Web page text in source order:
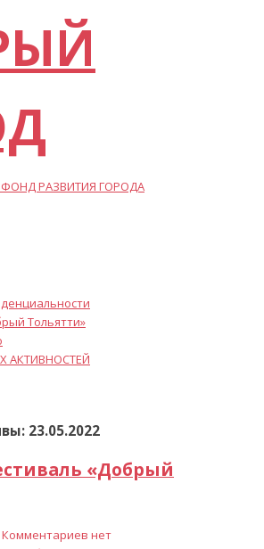
РАЗВИТИЯ ГОРОДА
Тольятти»
АКТИВНОСТЕЙ
23.05.2022
«Добрый
нет